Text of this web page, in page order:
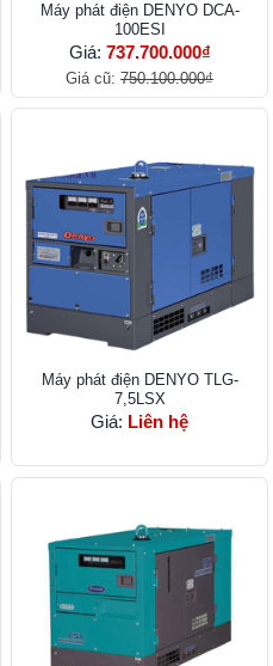
Máy phát điện DENYO DCA-
100ESI
Giá: 737.700.000₫
Giá cũ: 750.100.000₫
Máy phát điện DENYO TLG-
7,5LSX
Giá: Liên hệ